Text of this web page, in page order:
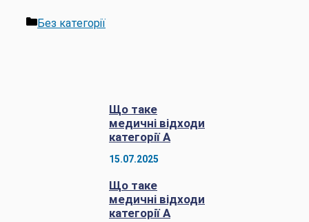
Категорії
Без категорії
Що таке
медичні відходи
категорії А
15.07.2025
Що таке
медичні відходи
категорії А